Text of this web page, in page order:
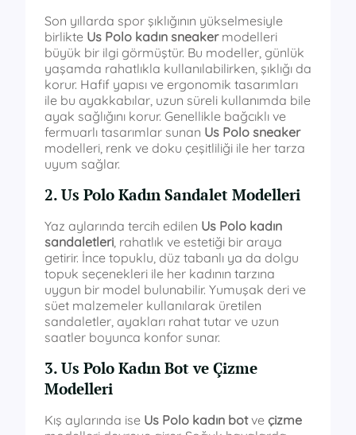
Son yıllarda spor şıklığının yükselmesiyle
birlikte Us Polo kadın sneakermodelleri
büyük bir ilgi görmüştür. Bu modeller, günlük
yaşamda rahatlıkla kullanılabilirken, şıklığı da
korur. Hafif yapısı ve ergonomik tasarımları
ile bu ayakkabılar, uzun süreli kullanımda bile
ayak sağlığını korur. Genellikle bağcıklı ve
fermuarlı tasarımlar sunan Us Polo sneaker
modelleri, renk ve doku çeşitliliği ile her tarza
uyum sağlar.
2. Us Polo Kadın Sandalet Modelleri
Yaz aylarında tercih edilen Us Polo kadın
sandaletleri , rahatlık ve estetiği bir araya
getirir. İnce topuklu, düz tabanlı ya da dolgu
topuk seçenekleri ile her kadının tarzına
uygun bir model bulunabilir. Yumuşak deri ve
süet malzemeler kullanılarak üretilen
sandaletler, ayakları rahat tutar ve uzun
saatler boyunca konfor sunar.
3. Us Polo Kadın Bot ve Çizme
Modelleri
Kış aylarında ise Us Polo kadın botve çizme